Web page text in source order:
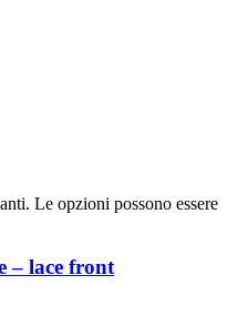
Le opzioni possono essere
– lace front